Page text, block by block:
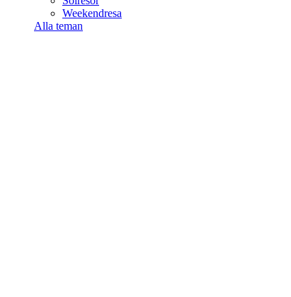
Weekendresa
Alla teman